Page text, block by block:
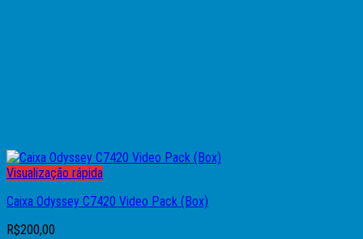
Visualização rápida
Caixa Odyssey C7420 Video Pack (Box)
R$200,00